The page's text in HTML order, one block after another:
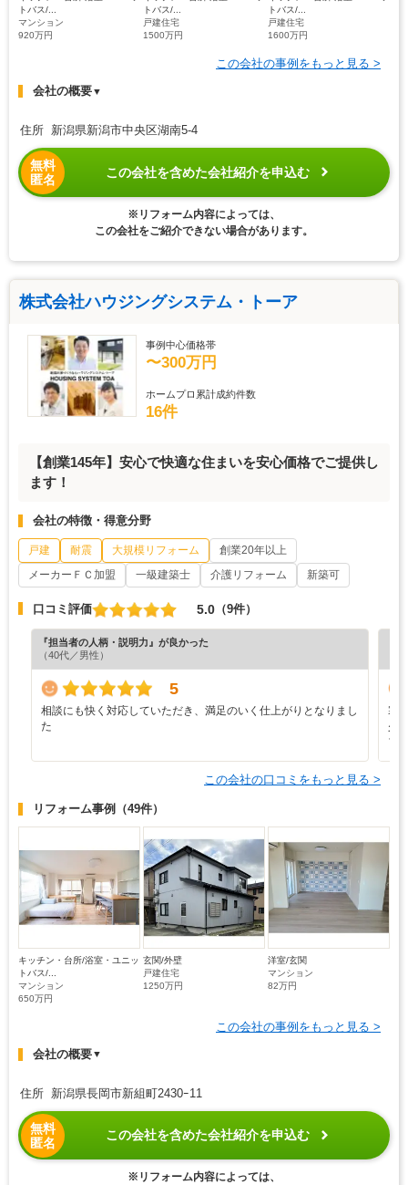
トバス/...
マンション
920万円
トバス/...
戸建住宅
1500万円
トバス/...
戸建住宅
1600万円
この会社の事例をもっと見る >
会社の概要▼
住所 新潟県新潟市中央区湖南5-4
無料
匿名
この会社を含めた会社紹介を申込む
※リフォーム内容によっては、
この会社をご紹介できない場合があります。
株式会社ハウジングシステム・トーア
事例中心価格帯
〜300万円
ホームプロ累計成約件数
16件
【創業145年】安心で快適な住まいを安心価格でご提供し
ます！
会社の特徴・得意分野
戸建 耐震 大規模リフォーム
創業20年以上
メーカーＦＣ加盟
一級建築士 介護リフォーム 新築可
口コミ評価 5.0 （9件）
『担当者の人柄・説明力』が良かった
（40代／男性）
5
相談にも快く対応していただき、満足のいく仕上がりとなりまし
た
寒
少
ブ
この会社の口コミをもっと見る >
リフォーム事例 （49件）
キッチン・台所/浴室・ユニッ
トバス/...
マンション
650万円
玄関/外壁
戸建住宅
1250万円
洋室/玄関
マンション
82万円
この会社の事例をもっと見る >
会社の概要▼
住所 新潟県長岡市新組町2430ｰ11
無料
匿名
この会社を含めた会社紹介を申込む
※リフォーム内容によっては、